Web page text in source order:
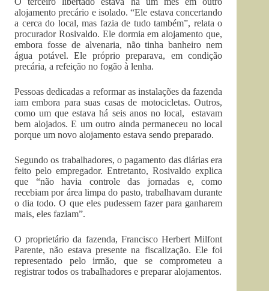
alojamento precário e isolado. “Ele estava concertando
a cerca do local, mas fazia de tudo também”, relata o
procurador Rosivaldo. Ele dormia em alojamento que,
embora fosse de alvenaria, não tinha banheiro nem
água potável. Ele próprio preparava, em condição
precária, a refeição no fogão à lenha.
Pessoas dedicadas a reformar as instalações da fazenda
iam embora para suas casas de motocicletas. Outros,
como um que estava há seis anos no local, estavam
bem alojados. E um outro ainda permaneceu no local
porque um novo alojamento estava sendo preparado.
Segundo os trabalhadores, o pagamento das diárias era
feito pelo empregador. Entretanto, Rosivaldo explica
que “não havia controle das jornadas e, como
recebiam por área limpa do pasto, trabalhavam durante
o dia todo. O que eles pudessem fazer para ganharem
mais, eles faziam”.
O proprietário da fazenda, Francisco Herbert Milfont
Parente, não estava presente na fiscalização. Ele foi
representado pelo irmão, que se comprometeu a
registrar todos os trabalhadores e preparar alojamentos.